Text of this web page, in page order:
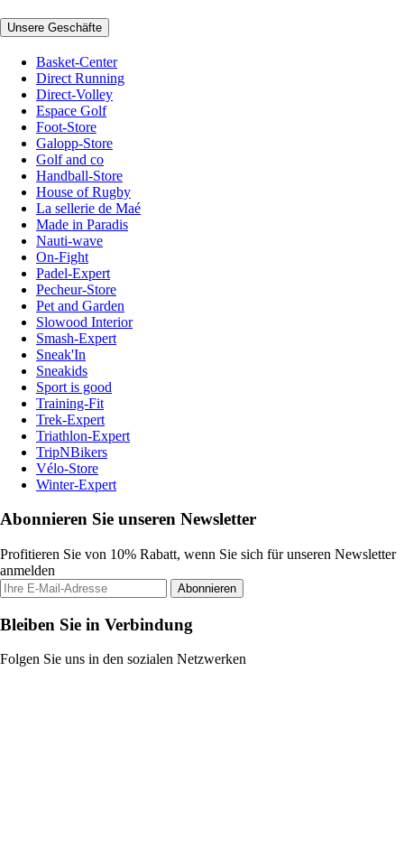
Unsere Geschäfte
Basket-Center
Direct Running
Direct-Volley
Espace Golf
Foot-Store
Galopp-Store
Golf and co
Handball-Store
House of Rugby
La sellerie de Maé
Made in Paradis
Nauti-wave
On-Fight
Padel-Expert
Pecheur-Store
Pet and Garden
Slowood Interior
Smash-Expert
Sneak'In
Sneakids
Sport is good
Training-Fit
Trek-Expert
Triathlon-Expert
TripNBikers
Vélo-Store
Winter-Expert
Abonnieren Sie unseren Newsletter
Profitieren Sie von 10% Rabatt, wenn Sie sich für unseren Newsletter
anmelden
Abonnieren
Bleiben Sie in Verbindung
Folgen Sie uns in den sozialen Netzwerken